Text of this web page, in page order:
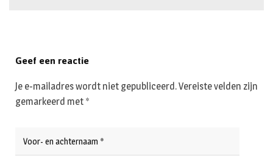
Geef een reactie
Je e-mailadres wordt niet gepubliceerd.Vereiste velden zijn
gemarkeerd met *